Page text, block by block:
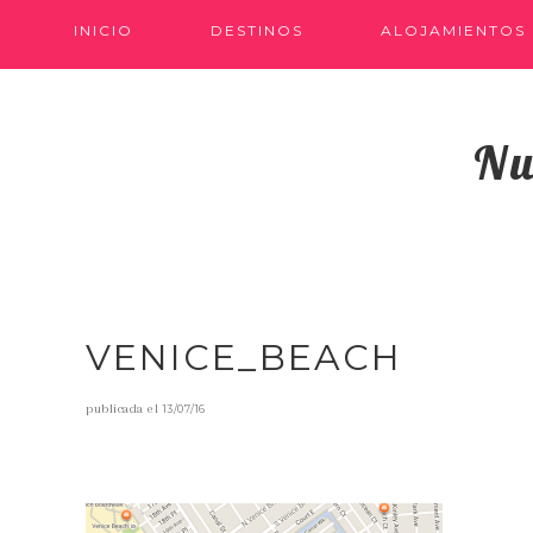
INICIO DESTINOS ALOJAMIENTOS
VENICE_BEACH
publicada el13/07/16